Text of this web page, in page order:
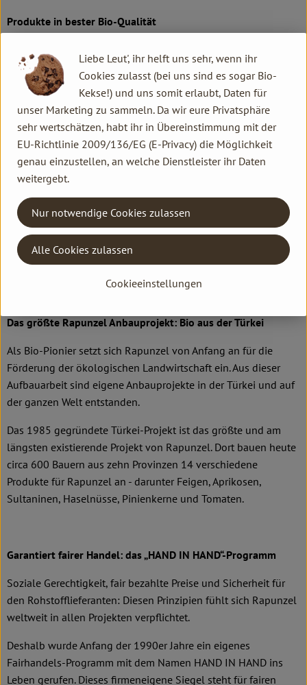
Produkte in bester Bio-Qualität
Qualitätssicherungs-Team nimmt daher eine Schlüsselposition
im Unternehmen ein. Die Kontrollen der Rohstoffe beginnen
bereits auf dem Feld. Bei Wareneingang werden alle Rohstoffe
und Produkte beprobt. Zusätzlich werden sie durch anerkannte
externe Labors unabhängig analysiert.
Wie schon zu Beginn liegen Rapunzel auch heute die
persönlichen Kontakte zu den Lieferanten und langfristige
Partnerschaften besonders am Herzen. Besuche vor Ort,
Beratung durch eigene Agrar-Ingenieure und der rege
Austausch miteinander sichern die einwandfreie Qualität der
Rohstoffe ab. Das schafft Transparenz - vom Feld bis zum
Teller des Verbrauchers.
Das größte Rapunzel Anbauprojekt: Bio aus der Türkei
Als Bio-Pionier setzt sich Rapunzel von Anfang an für die
Förderung der ökologischen Landwirtschaft ein. Aus dieser
Aufbauarbeit sind eigene Anbauprojekte in der Türkei und auf
der ganzen Welt entstanden.
Das 1985 gegründete Türkei-Projekt ist das größte und am
längsten existierende Projekt von Rapunzel. Dort bauen heute
circa 600 Bauern aus zehn Provinzen 14 verschiedene
Produkte für Rapunzel an - darunter Feigen, Aprikosen,
Sultaninen, Haselnüsse, Pinienkerne und Tomaten.
Garantiert fairer Handel: das „HAND IN HAND“-Programm
Soziale Gerechtigkeit, fair bezahlte Preise und Sicherheit für
den Rohstofflieferanten: Diesen Prinzipien fühlt sich Rapunzel
weltweit in allen Projekten verpflichtet.
Deshalb wurde Anfang der 1990er Jahre ein eigenes
Fairhandels-Programm mit dem Namen HAND IN HAND ins
Leben gerufen. Dieses firmeneigene Siegel steht für fairen
Liebe Leut', ihr helft uns sehr, wenn ihr
Cookies zulasst (bei uns sind es sogar Bio-
Kekse!) und uns somit erlaubt, Daten für
unser Marketing zu sammeln. Da wir eure Privatsphäre
sehr wertschätzen, habt ihr in Übereinstimmung mit der
EU-Richtlinie 2009/136/EG (E-Privacy) die Möglichkeit
genau einzustellen, an welche Dienstleister ihr Daten
weitergebt.
Cookieeinstellungen
Nur notwendige Cookies zulassen
Alle Cookies zulassen